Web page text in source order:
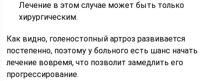
Лечение в этом случае может быть только
хирургическим.
Как видно, голеностопный артроз развивается
постепенно, поэтому у больного есть шанс начать
лечение вовремя, что позволит замедлить его
прогрессирование.